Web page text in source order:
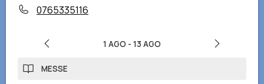
0765335116
1 AGO - 13 AGO
MESSE